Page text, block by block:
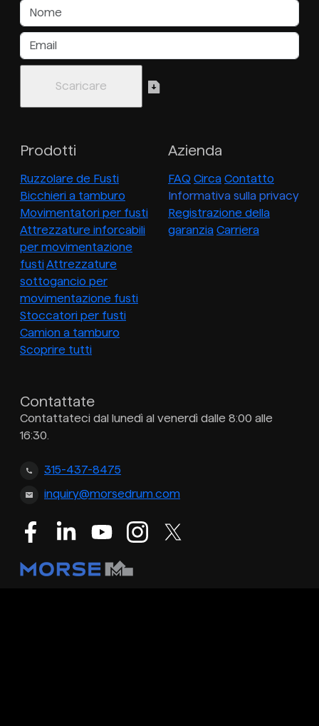
Prodotti
Ruzzolare de Fusti
Bicchieri a tamburo
Movimentatori per fusti
Attrezzature inforcabili
per movimentazione
fustiAttrezzature
sottogancio per
movimentazione fusti
Stoccatori per fusti
Camion a tamburo
Scoprire tutti
Azienda
FAQ Circa Contatto
Informativa sulla privacy
Registrazione della
garanzia Carriera
Contattate
Contattateci dal lunedì al venerdì dalle 8:00 alle
16:30.
315-437-8475
inquiry@morsedrum.com